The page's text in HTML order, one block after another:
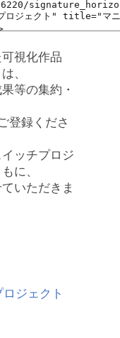
視化作品
、
等の集約・
登録くださ
ッチプロジ
に、
いただきま